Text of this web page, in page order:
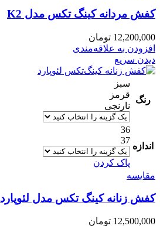
کفش مردانه کینگ تکس مدل K2
12,200,000 تومان
افزودن به علاقه‌مندی
دیدن سریع
رنگ
سبز
قرمز
نارنجی
اندازه
36
37
پاک کردن
مقایسه
کفش زنانه کینگ تکس مدل لئوپارد
12,500,000 تومان